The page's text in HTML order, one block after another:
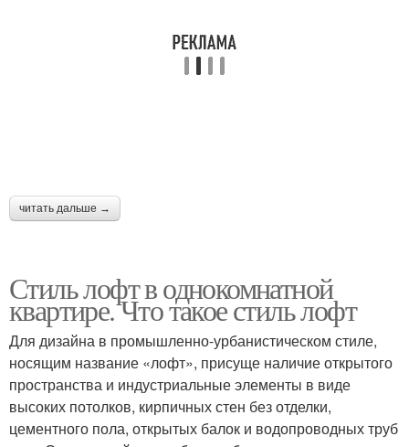
читать дальше →
Стиль лофт в однокомнатной
квартире. Что такое стиль лофт
Для дизайна в промышленно-урбанистическом стиле,
носящим название «лофт», присуще наличие открытого
пространства и индустриальные элементы в виде
высоких потолков, кирпичных стен без отделки,
цементного пола, открытых балок и водопроводных труб